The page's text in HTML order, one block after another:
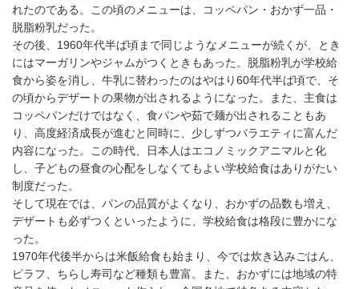
れたのである。この頃のメニューは、コッペパン・おかず一品・
脱脂粉乳だった。
その後、1960年代半ば頃まで同じようなメニューが続くが、とき
にはマーガリンやジャムがつくときもあった。脱脂粉乳が学校給
食から姿を消し、牛乳に替わったのはやはり60年代半ば頃で、そ
の頃からデザートの果物が出されるようになった。また、主食は
コッペパンだけではなく、食パンや茹で麺が出されることもあ
り、高度経済成長が進むと同時に、少しずつバラエティに富んだ
内容になった。この時代、日本人はエコノミックアニマルと化
し、子どもの昼食の心配をしなくてもよい学校給食はありがたい
制度だった。
そして現在では、パンの品質がよくなり、おかずの品数も増え、
デザートも必ずつくといったように、学校給食は格段に豊かにな
った。
1970年代後半からは米飯給食も始まり、今では炊き込みごはん、
ピラフ、ちらし寿司など種類も豊富。また、おかずには地域の特